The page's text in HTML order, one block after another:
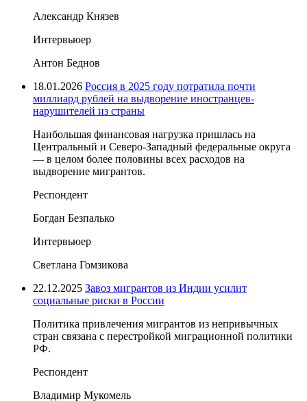
Александр Князев
Интервьюер
Антон Беднов
18.01.2026 Россия в 2025 году потратила почти
миллиард рублей на выдворение иностранцев-
нарушителей из страны
Наибольшая финансовая нагрузка пришлась на
Центральный и Северо-Западный федеральные округа
— в целом более половины всех расходов на
выдворение мигрантов.
Респондент
Богдан Безпалько
Интервьюер
Светлана Гомзикова
22.12.2025 Завоз мигрантов из Индии усилит
социальные риски в России
Политика привлечения мигрантов из непривычных
стран связана с перестройкой миграционной политики
РФ.
Респондент
Владимир Мукомель